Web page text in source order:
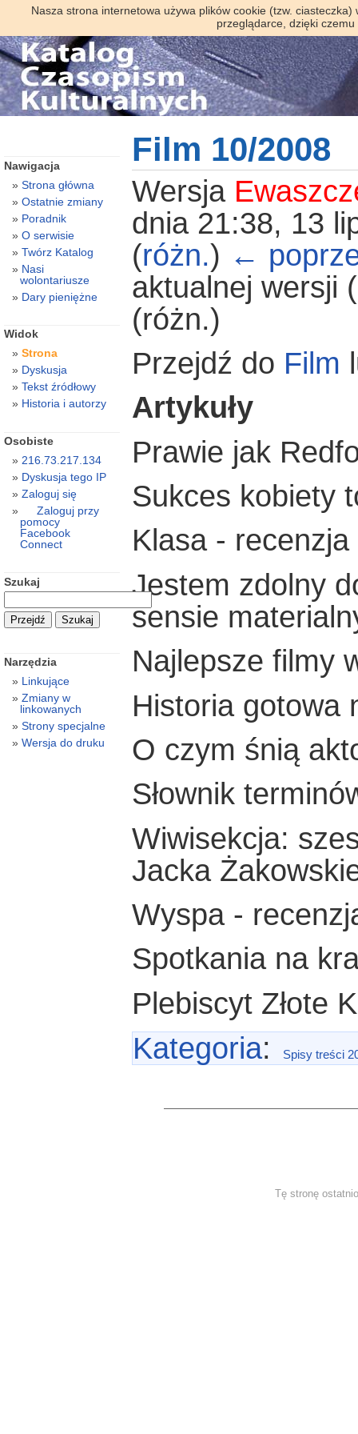
Nasza strona internetowa używa plików cookie (tzw.
przeglądarce, dzięki
Film 10/2008
Wersja
dnia 21:38, 13
(różn.) ←
aktualnej wersji
(różn.)
Przejdź do Film
Artykuły
Prawie jak
Sukces kobiety
Klasa - recenzja
Jestem zdolny
sensie
Najlepsze filmy
Historia gotowa
O czym śnią
Słownik
Wiwisekcja:
Jacka
Wyspa -
Spotkania na
Plebiscyt Złote
Kategoria: Spisy treści
Nawigacja
Strona główna
Ostatnie zmiany
Poradnik
O serwisie
Twórz Katalog
Nasi
wolontariusze
Dary pieniężne
Widok
Strona
Dyskusja
Tekst źródłowy
Historia i autorzy
Osobiste
216.73.217.134
Dyskusja tego IP
Zaloguj się
Zaloguj przy
pomocy
Facebook
Connect
Szukaj
Narzędzia
Linkujące
Zmiany w
linkowanych
Strony specjalne
Wersja do druku
Tę stronę